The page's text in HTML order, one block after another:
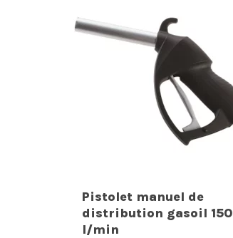
Pistolet manuel de
distribution gasoil 150
l/min